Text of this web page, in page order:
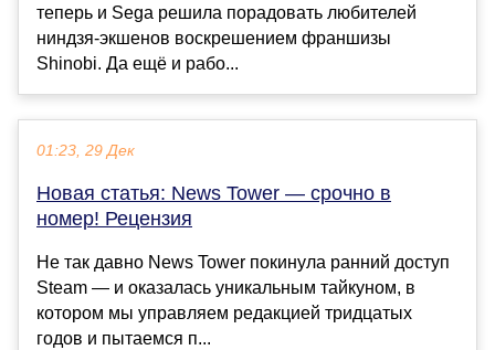
теперь и Sega решила порадовать любителей
ниндзя-экшенов воскрешением франшизы
Shinobi. Да ещё и рабо...
01:23, 29 Дек
Новая статья: News Tower — срочно в
номер! Рецензия
Не так давно News Tower покинула ранний доступ
Steam — и оказалась уникальным тайкуном, в
котором мы управляем редакцией тридцатых
годов и пытаемся п...